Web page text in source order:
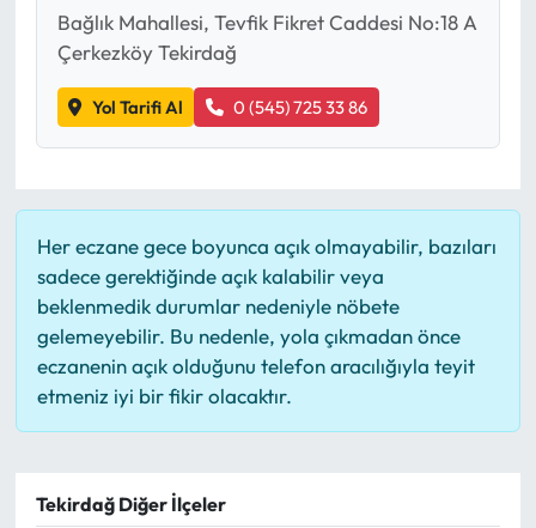
Bağlık Mahallesi, Tevfik Fikret Caddesi No:18 A
Çerkezköy Tekirdağ
Yol Tarifi Al 0 (545) 725 33 86
Her eczane gece boyunca açık olmayabilir, bazıları
sadece gerektiğinde açık kalabilir veya
beklenmedik durumlar nedeniyle nöbete
gelemeyebilir. Bu nedenle, yola çıkmadan önce
eczanenin açık olduğunu telefon aracılığıyla teyit
etmeniz iyi bir fikir olacaktır.
Tekirdağ Diğer İlçeler